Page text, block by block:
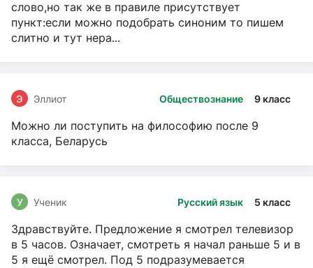
слово,но так же в правиле присутствует
пункт:если можно подобрать синоним то пишем
слитно и тут нера...
Обществознание 9 класс
Э Эллиот
Можно ли поступить на философию после 9
класса, Беларусь
Русский язык 5 класс
У Ученик
Здравствуйте. Предложение я смотрел телевизор
в 5 часов. Означает, смотреть я начал раньше 5 и в
5 я ещё смотрел. Под 5 подразумевается